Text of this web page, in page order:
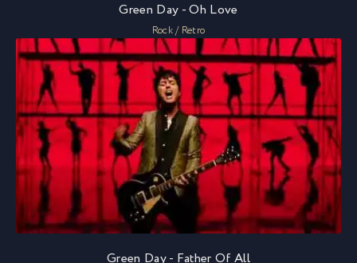
Green Day - Oh Love
Rock / Retro
Green Day - Father Of All